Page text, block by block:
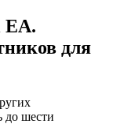
EA.
для
до шести